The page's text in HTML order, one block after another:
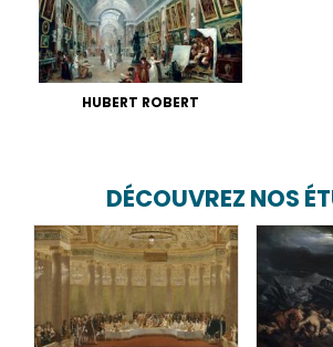
HUBERT ROBERT
DÉCOUVREZ NOS